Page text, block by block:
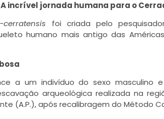
incrível jornada humana para o
cerratensis foi criada pelo
humano mais antigo das
a um indivíduo do sexo masculino
arqueológica realizada na
(A.P.), após recalibragem do Método